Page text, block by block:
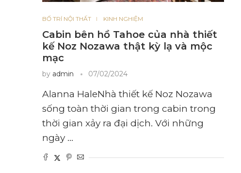
BỐ TRÍ NỘI THẤT KINH NGHIỆM
Cabin bên hồ Tahoe của nhà thiết
kế Noz Nozawa thật kỳ lạ và mộc
mạc
by admin 07/02/2024
Alanna HaleNhà thiết kế Noz Nozawa
sống toàn thời gian trong cabin trong
thời gian xảy ra đại dịch. Với những
ngày …